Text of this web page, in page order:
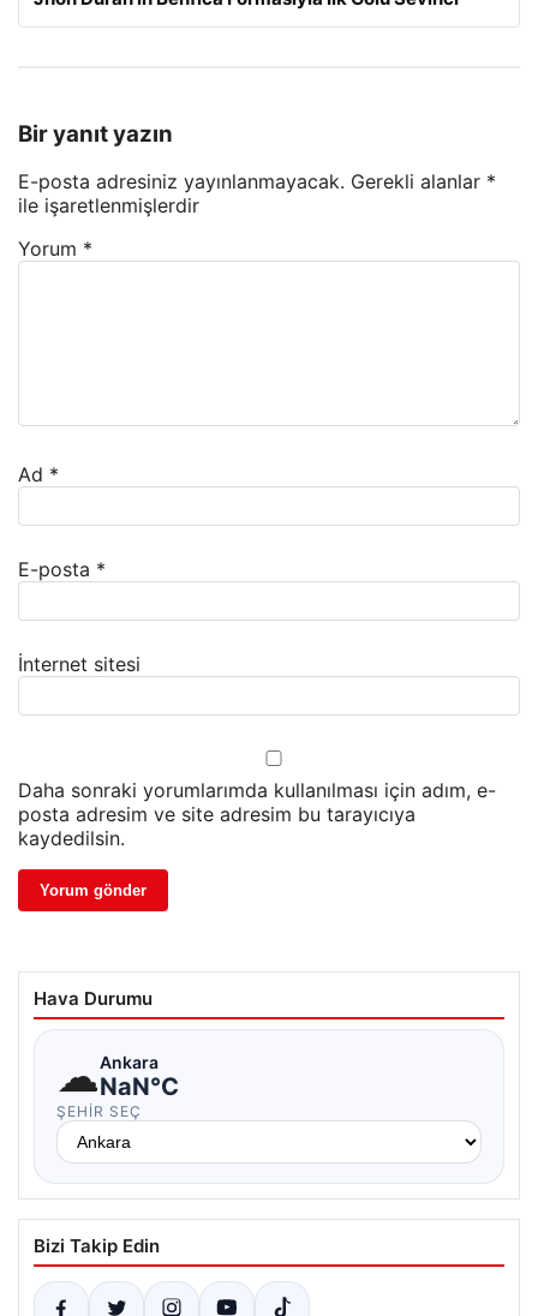
Bir yanıt yazın
E-posta adresiniz yayınlanmayacak. Gerekli alanlar *
ile işaretlenmişlerdir
Yorum *
Ad *
E-posta *
İnternet sitesi
Daha sonraki yorumlarımda kullanılması için adım, e-
posta adresim ve site adresim bu tarayıcıya
kaydedilsin.
Hava Durumu
☁Ankara
NaN°C
ŞEHIR SEÇ
Bizi Takip Edin